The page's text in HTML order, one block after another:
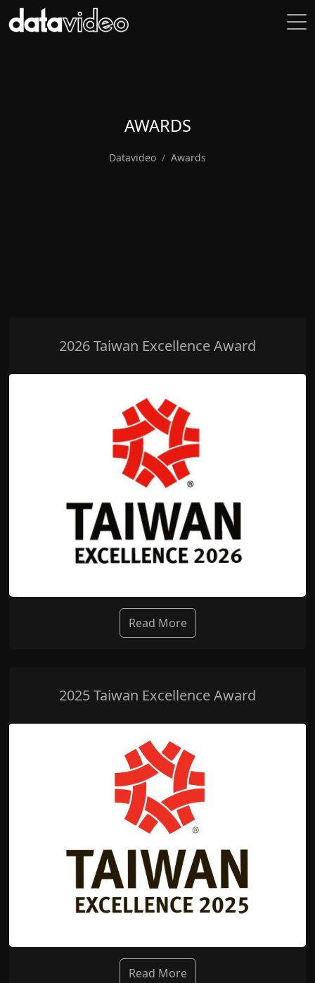
AWARDS
Datavideo Awards
2026 Taiwan Excellence Award
Read More
2025 Taiwan Excellence Award
Read More